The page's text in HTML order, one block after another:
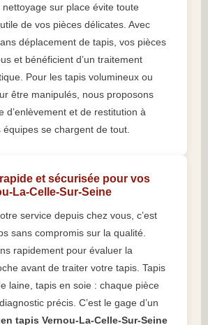
nettoyage sur place évite toute
de vos pièces délicates. Avec
déplacement de tapis, vos pièces
et bénéficient d’un traitement
Pour les tapis volumineux ou
être manipulés, nous proposons
d’enlèvement et de restitution à
se chargent de tout.
et sécurisée pour vos
La-Celle-Sur-Seine
service depuis chez vous, c’est
sans compromis sur la qualité.
rapidement pour évaluer la
avant de traiter votre tapis. Tapis
laine, tapis en soie : chaque pièce
précis. C’est le gage d’un
tapis Vernou-La-Celle-Sur-Seine